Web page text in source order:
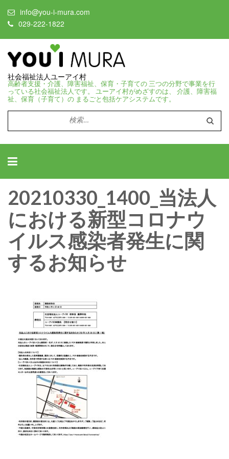
info@you-i-mura.com
029-222-1822
社会福祉法人ユーアイ村
高齢者支援・介護、障害福祉、保育・子育ての 三つの分野で事業を行
っている社会福祉法人です。 ユーアイ村がめざすのは、 介護、障害福
祉、保育（子育て）の まるごと包括ケアシステムです。
検
索:
20210330_1400_当法人
における新型コロナウ
イルス感染者発生に関
するお知らせ